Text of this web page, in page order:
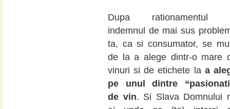
Dupa rationamentul
indemnul de mai sus
ta, ca si consumator, se
de la a alege dintr-o mare
vinuri si de etichete la a
pe unul dintre
de vin. Si Slava Domnului